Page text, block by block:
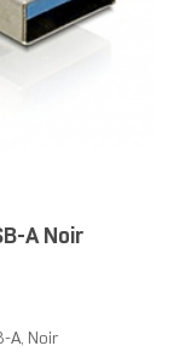
A Noir
A, Noir